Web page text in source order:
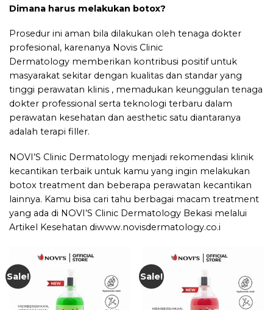
Dimana harus melakukan botox?
Prosedur ini aman bila dilakukan oleh tenaga dokter
profesional, karenanya Novis Clinic
Dermatology memberikan kontribusi positif untuk
masyarakat sekitar dengan kualitas dan standar yang
tinggi perawatan klinis , memadukan keunggulan tenaga
dokter professional serta teknologi terbaru dalam
perawatan kesehatan dan aesthetic satu diantaranya
adalah terapi filler.
NOVI’S Clinic Dermatology menjadi rekomendasi klinik
kecantikan terbaik untuk kamu yang ingin melakukan
botox treatment dan beberapa perawatan kecantikan
lainnya. Kamu bisa cari tahu berbagai macam treatment
yang ada di NOVI’S Clinic Dermatology Bekasi melalui
Artikel Kesehatan diwww.novisdermatology.co.i
Sale! Sale!